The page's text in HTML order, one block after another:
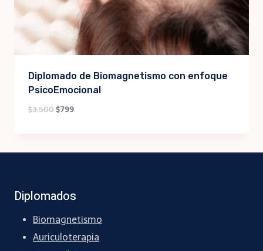
Diplomado de Biomagnetismo con enfoque
PsicoEmocional
$3,500Original
$3,500.
$799Current
$799.
Diplomados
Biomagnetismo
Auriculoterapia